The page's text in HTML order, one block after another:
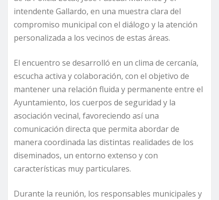
intendente Gallardo, en una muestra clara del
compromiso municipal con el diálogo y la atención
personalizada a los vecinos de estas áreas.
El encuentro se desarrolló en un clima de cercanía,
escucha activa y colaboración, con el objetivo de
mantener una relación fluida y permanente entre el
Ayuntamiento, los cuerpos de seguridad y la
asociación vecinal, favoreciendo así una
comunicación directa que permita abordar de
manera coordinada las distintas realidades de los
diseminados, un entorno extenso y con
características muy particulares.
Durante la reunión, los responsables municipales y